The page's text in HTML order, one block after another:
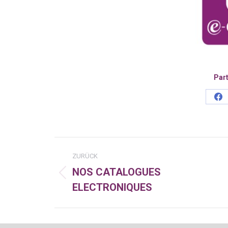
Kommentarnavigation
ZURÜCK
Vorheriger
Beitrag:
NOS CATALOGUES
ELECTRONIQUES